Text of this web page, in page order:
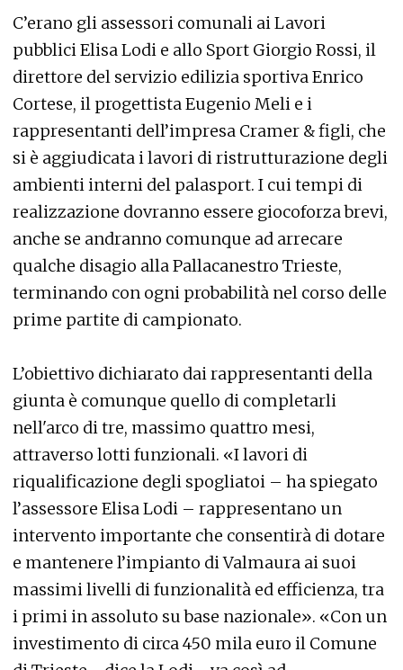
C’erano gli assessori comunali ai Lavori
pubblici Elisa Lodi e allo Sport Giorgio Rossi, il
direttore del servizio edilizia sportiva Enrico
Cortese, il progettista Eugenio Meli e i
rappresentanti dell’impresa Cramer & figli, che
si è aggiudicata i lavori di ristrutturazione degli
ambienti interni del palasport. I cui tempi di
realizzazione dovranno essere giocoforza brevi,
anche se andranno comunque ad arrecare
qualche disagio alla Pallacanestro Trieste,
terminando con ogni probabilità nel corso delle
prime partite di campionato.
L’obiettivo dichiarato dai rappresentanti della
giunta è comunque quello di completarli
nell'arco di tre, massimo quattro mesi,
attraverso lotti funzionali. «I lavori di
riqualificazione degli spogliatoi – ha spiegato
l’assessore Elisa Lodi – rappresentano un
intervento importante che consentirà di dotare
e mantenere l’impianto di Valmaura ai suoi
massimi livelli di funzionalità ed efficienza, tra
i primi in assoluto su base nazionale». «Con un
investimento di circa 450 mila euro il Comune